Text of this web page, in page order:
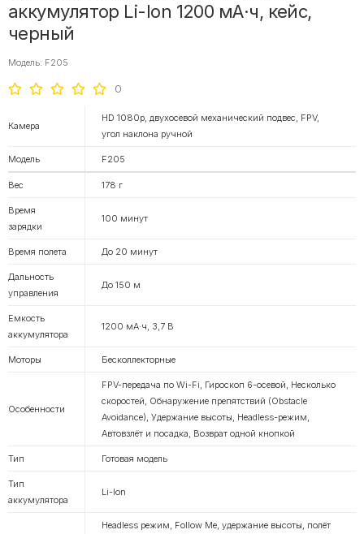
аккумулятор Li-Ion 1200 мА·ч, кейс,
черный
Модель: F205
0
Камера
HD 1080p, двухосевой механический подвес, FPV,
угол наклона ручной
Модель F205
Вес 178 г
Время
зарядки
100 минут
Время полета До 20 минут
Дальность
управления
До 150 м
Емкость
аккумулятора
1200 мА·ч, 3,7 В
Моторы Бесколлекторные
Особенности
FPV-передача по Wi-Fi, Гироскоп 6-осевой, Несколько
скоростей, Обнаружение препятствий (Obstacle
Avoidance), Удержание высоты, Headless-режим,
Автовзлёт и посадка, Возврат одной кнопкой
Тип Готовая модель
Тип
аккумулятора
Li-Ion
Headless режим, Follow Me, удержание высоты, полёт